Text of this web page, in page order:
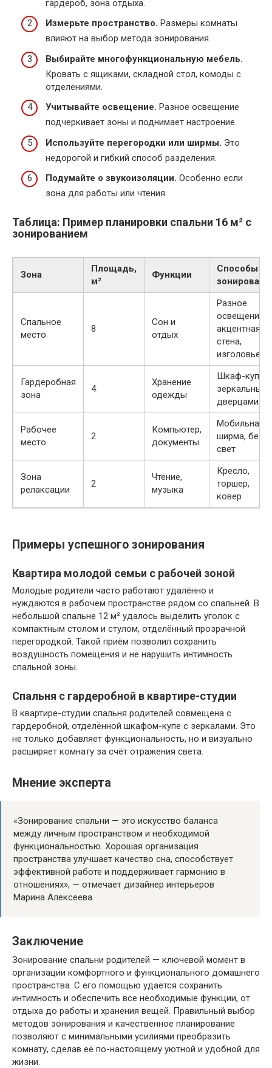
гардероб, зона отдыха.
Измерьте пространство. Размеры комнаты
влияют на выбор метода зонирования.
Выбирайте многофункциональную мебель.
Кровать с ящиками, складной стол, комоды с
отделениями.
Учитывайте освещение. Разное освещение
подчеркивает зоны и поднимает настроение.
Используйте перегородки или ширмы. Это
недорогой и гибкий способ разделения.
Подумайте о звукоизоляции. Особенно если
зона для работы или чтения.
Таблица: Пример планировки спальни 16 м² с
зонированием
Зона
Площадь,
м²
Функции
Способы
Спальное
место
8
Сон и
отдых
Разное
освещение,
акцентная
стена,
изголовье
Гардеробная
зона
4
Хранение
одежды
Шкаф-купе с
дверцами
Рабочее
место
2
Компьютер,
документы
Мобильная
ширма,
свет
Зона
релаксации
2
Чтение,
музыка
Кресло,
торшер,
ковер
Примеры успешного зонирования
Квартира молодой семьи с рабочей зоной
Молодые родители часто работают удалённо и
нуждаются в рабочем пространстве рядом со спальней. В
небольшой спальне 12 м² удалось выделить уголок с
компактным столом и стулом, отделённый прозрачной
перегородкой. Такой приём позволил сохранить
воздушность помещения и не нарушить интимность
спальной зоны.
Спальня с гардеробной в квартире-студии
В квартире-студии спальня родителей совмещена с
гардеробной, отделённой шкафом-купе с зеркалами. Это
не только добавляет функциональность, но и визуально
расширяет комнату за счёт отражения света.
Мнение эксперта
«Зонирование спальни — это искусство баланса
между личным пространством и необходимой
функциональностью. Хорошая организация
пространства улучшает качество сна, способствует
эффективной работе и поддерживает гармонию в
отношениях», — отмечает дизайнер интерьеров
Марина Алексеева.
Заключение
Зонирование спальни родителей — ключевой момент в
организации комфортного и функционального домашнего
пространства. С его помощью удаётся сохранить
интимность и обеспечить все необходимые функции, от
отдыха до работы и хранения вещей. Правильный выбор
методов зонирования и качественное планирование
позволяют с минимальными усилиями преобразить
комнату, сделав её по-настоящему уютной и удобной для
жизни.